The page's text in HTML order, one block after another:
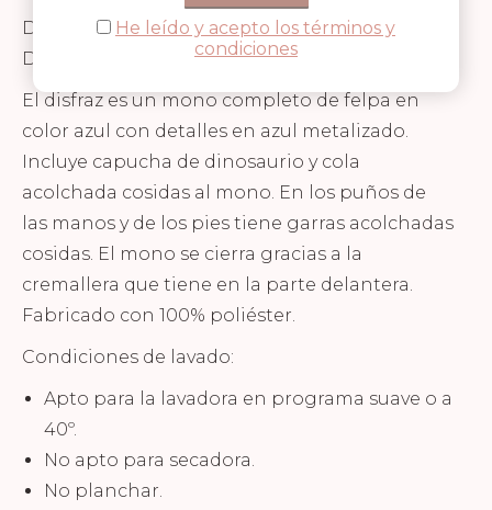
Disfraz Dinosaurio en color azul de la marca
Den Goda Fen.
El disfraz es un mono completo de felpa en
color azul con detalles en azul metalizado.
Incluye capucha de dinosaurio y cola
acolchada cosidas al mono. En los puños de
las manos y de los pies tiene garras acolchadas
cosidas. El mono se cierra gracias a la
cremallera que tiene en la parte delantera.
Fabricado con 100% poliéster.
Condiciones de lavado:
Apto para la lavadora en programa suave o a
40º.
No apto para secadora.
No planchar.
He leído y acepto los términos y
condiciones